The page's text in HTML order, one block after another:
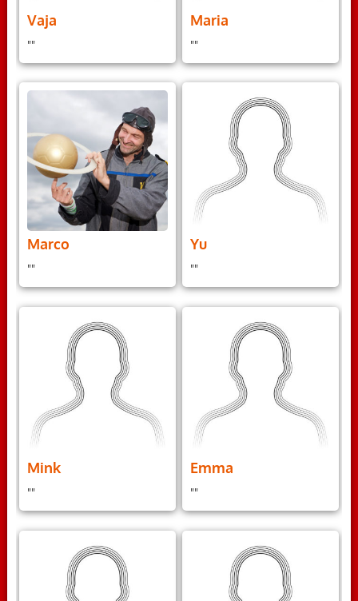
Vaja
""
Maria
""
Marco
""
Yu
""
Mink
""
Emma
""